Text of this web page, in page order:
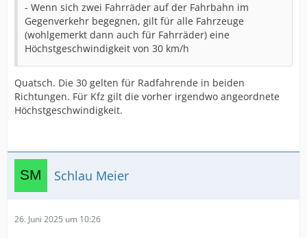
- Wenn sich zwei Fahrräder auf der Fahrbahn im
Gegenverkehr begegnen, gilt für alle Fahrzeuge
(wohlgemerkt dann auch für Fahrräder) eine
Höchstgeschwindigkeit von 30 km/h
Quatsch. Die 30 gelten für Radfahrende in beiden
Richtungen. Für Kfz gilt die vorher irgendwo angeordnete
Höchstgeschwindigkeit.
Schlau Meier
26. Juni 2025 um 10:26